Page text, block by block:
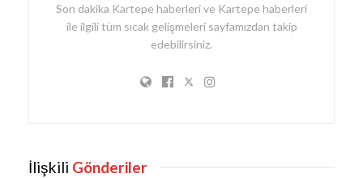
Son dakika Kartepe haberleri ve Kartepe haberleri
ile ilgili tüm sıcak gelişmeleri sayfamızdan takip
edebilirsiniz.
İlişkili Gönderiler